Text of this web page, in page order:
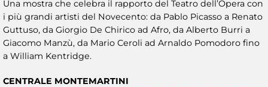
Una mostra che celebra il rapporto del Teatro dell’Opera con
i più grandi artisti del Novecento: da Pablo Picasso a Renato
Guttuso, da Giorgio De Chirico ad Afro, da Alberto Burri a
Giacomo Manzù, da Mario Ceroli ad Arnaldo Pomodoro fino
a William Kentridge.
CENTRALE MONTEMARTINI